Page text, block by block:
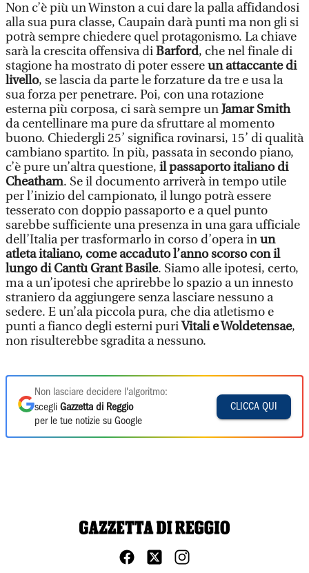
Non c’è più un Winston a cui dare la palla affidandosi
alla sua pura classe, Caupain darà punti ma non gli si
potrà sempre chiedere quel protagonismo. La chiave
sarà la crescita offensiva diBarford, che nel finale di
stagione ha mostrato di poter essereun attaccante di
livello, se lascia da parte le forzature da tre e usa la
sua forza per penetrare. Poi, con una rotazione
esterna più corposa, ci sarà sempre unJamar Smith
da centellinare ma pure da sfruttare al momento
buono. Chiedergli 25’ significa rovinarsi, 15’ di qualità
cambiano spartito. In più, passata in secondo piano,
c’è pure un’altra questione, il passaporto italiano di
Cheatham. Se il documento arriverà in tempo utile
per l’inizio del campionato, il lungo potrà essere
tesserato con doppio passaporto e a quel punto
sarebbe sufficiente una presenza in una gara ufficiale
dell’Italia per trasformarlo in corso d’opera inun
atleta italiano, come accaduto l’anno scorso con il
lungo di Cantù Grant Basile. Siamo alle ipotesi, certo,
ma a un’ipotesi che aprirebbe lo spazio a un innesto
straniero da aggiungere senza lasciare nessuno a
sedere. E un’ala piccola pura, che dia atletismo e
punti a fianco degli esterni puriVitali e Woldetensae,
non risulterebbe sgradita a nessuno.
Non lasciare decidere l'algoritmo:
scegli Gazzetta di Reggio
per le tue notizie su Google
CLICCA QUI